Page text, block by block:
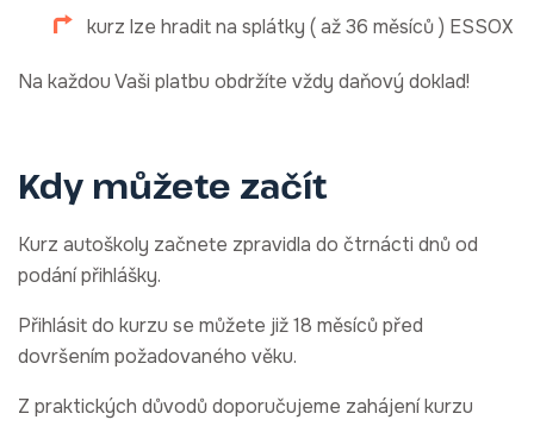
kurz lze hradit na splátky ( až 36 měsíců ) ESSOX
Na každou Vaši platbu obdržíte vždy daňový doklad!
Kdy můžete začít
Kurz autoškoly začnete zpravidla do čtrnácti dnů od
podání přihlášky.
Přihlásit do kurzu se můžete již 18 měsíců před
dovršením požadovaného věku.
Z praktických důvodů doporučujeme zahájení kurzu